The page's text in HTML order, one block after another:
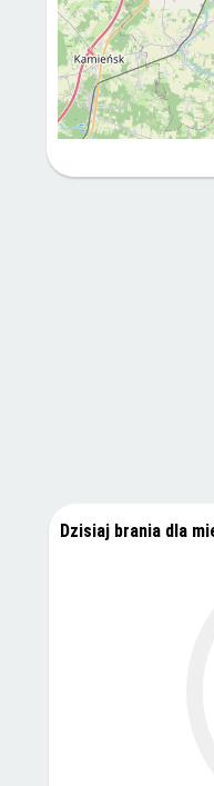
Dzisiaj brania dla